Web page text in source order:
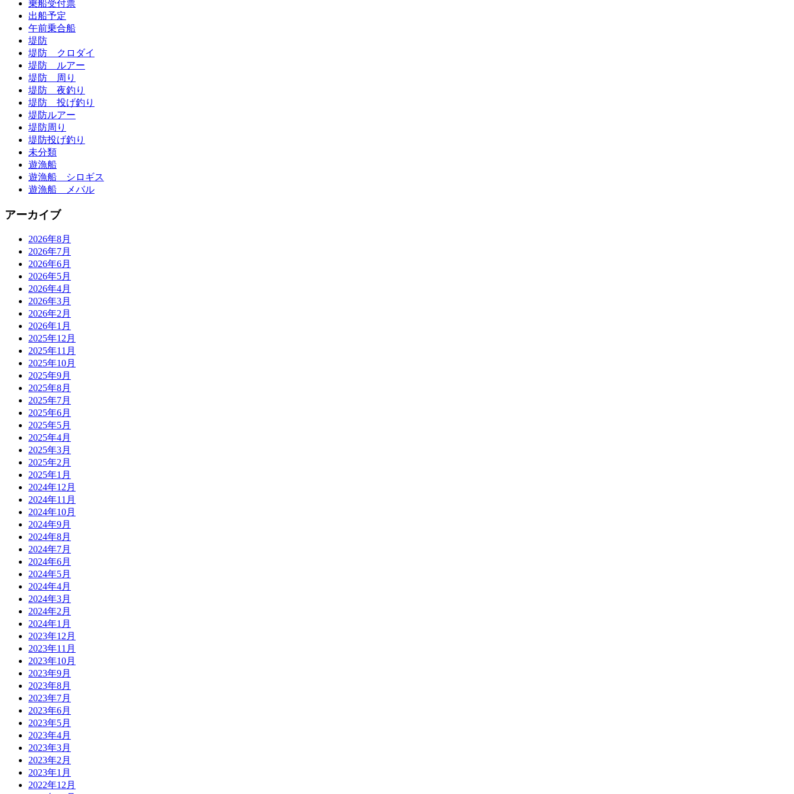
乗船受付票
出船予定
午前乗合船
堤防
堤防 クロダイ
堤防 ルアー
堤防 周り
堤防 夜釣り
堤防 投げ釣り
堤防ルアー
堤防周り
堤防投げ釣り
未分類
遊漁船
遊漁船 シロギス
遊漁船 メバル
アーカイブ
2026年8月
2026年7月
2026年6月
2026年5月
2026年4月
2026年3月
2026年2月
2026年1月
2025年12月
2025年11月
2025年10月
2025年9月
2025年8月
2025年7月
2025年6月
2025年5月
2025年4月
2025年3月
2025年2月
2025年1月
2024年12月
2024年11月
2024年10月
2024年9月
2024年8月
2024年7月
2024年6月
2024年5月
2024年4月
2024年3月
2024年2月
2024年1月
2023年12月
2023年11月
2023年10月
2023年9月
2023年8月
2023年7月
2023年6月
2023年5月
2023年4月
2023年3月
2023年2月
2023年1月
2022年12月